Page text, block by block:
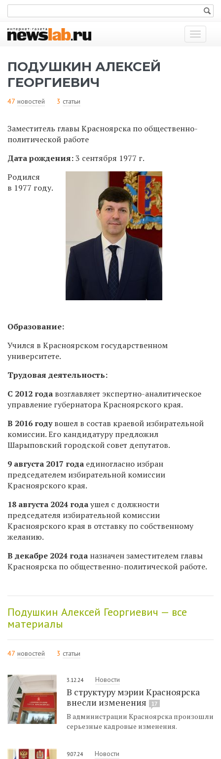
Показать
меню
ПОДУШКИН АЛЕКСЕЙ
ГЕОРГИЕВИЧ
47 новостей 3 статьи
Заместитель главы Красноярска по общественно-
политической работе
Дата рождения:3 сентября 1977 г.
Родился
в 1977 году.
Образование:
Учился в Красноярском государственном
университете.
Трудовая деятельность:
С 2012 года возглавляет экспертно-аналитическое
управление губернатора Красноярского края.
В 2016 годувошел в состав краевой избирательной
комиссии. Его кандидатуру предложил
Шарыповский городской совет депутатов.
9 августа 2017 года единогласно избран
председателем избирательной комиссии
Красноярского края.
18 августа 2024 годаушел с должности
председателя избирательной комиссии
Красноярского края в отставку по собственному
желанию.
В декабре 2024 года назначен заместителем главы
Красноярска по общественно-политической работе.
Подушкин Алексей Георгиевич — все
материалы
47 новостей 3 статьи
3.12.24 Новости
В структуру мэрии Красноярска
внесли изменения
17
В администрации Красноярска произошли
серьезные кадровые изменения.
9.07.24 Новости